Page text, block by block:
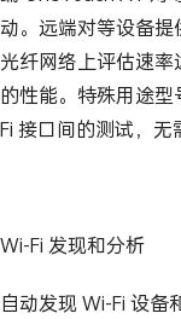
动。远端对等设备
光纤网络上评估速率
的性能。特殊用途
Fi 接口间的测试，无
Wi-Fi 发现和分析
自动发现 Wi-Fi 设